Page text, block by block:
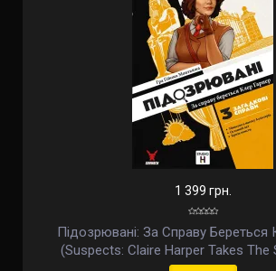
1 399 грн.
Підозрювані: За Справу Береться
(Suspects: Claire Harper Takes The